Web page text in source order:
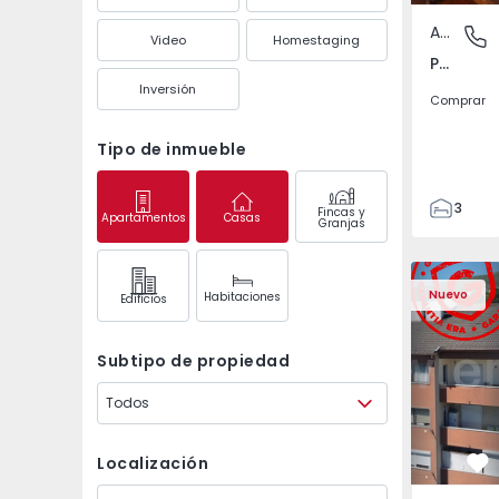
Video Homestaging
Inversión
Tipo de inmueble
Apartamentos Casas Fincas y
Granjas
Edifícios Habitaciones
Subtipo de propiedad
Todos
Localización
Póvoa
Apartamento
Póvoa de Varzim, Beiriz e Argivai, Porto
Comprar
3
138
153
2
Nuevo
Apartamento T2